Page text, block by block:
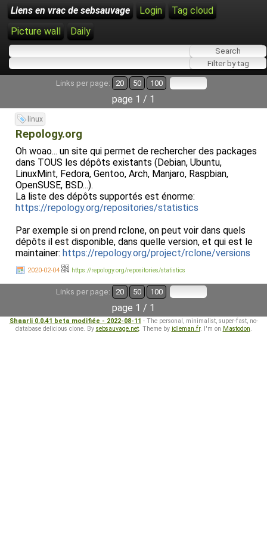
Liens en vrac de sebsauvage Login
Tag cloud
Picture wall
Daily
Links per page: 20 50 100
page 1 / 1
linux
Repology.org
Oh woao... un site qui permet de rechercher des packages
dans TOUS les dépôts existants (Debian, Ubuntu,
LinuxMint, Fedora, Gentoo, Arch, Manjaro, Raspbian,
OpenSUSE, BSD...).
La liste des dépôts supportés est énorme:
https://repology.org/repositories/statistics
Par exemple si on prend rclone, on peut voir dans quels
dépôts il est disponible, dans quelle version, et qui est le
maintainer: https://repology.org/project/rclone/versions
2020-02-04 https://repology.org/repositories/statistics
Links per page: 20 50 100
page 1 / 1
Shaarli 0.0.41 beta modifiée - 2022-08-11 - The personal, minimalist, super-fast, no-
database delicious clone. By sebsauvage.net. Theme by idleman.fr. I'm on Mastodon.